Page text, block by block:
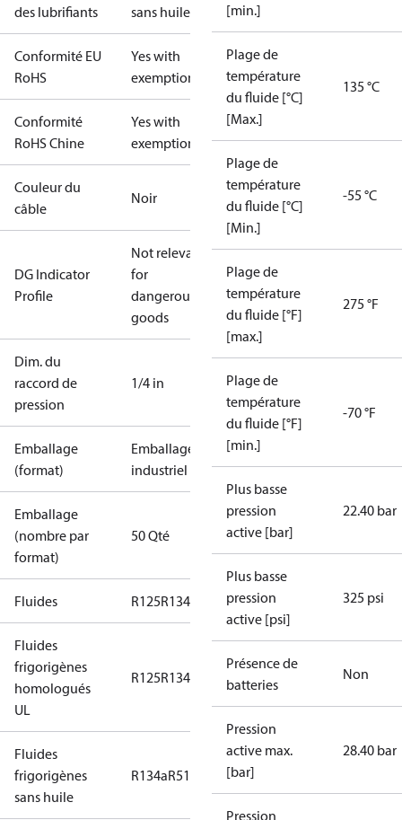
des lubrifiants
sans huile
Conformité EU
RoHS
Yes with
exemptions
Conformité
RoHS Chine
Yes with
exemptions
Couleur du
câble
Noir
DG Indicator
Profile
Not relevant
for
dangerous
goods
Dim. du
raccord de
pression
1/4 in
Emballage
(format)
Emballage
industriel
Emballage
(nombre par
format)
50 Qté
Fluides R125R134a R404AR407C R410A
Fluides
frigorigènes
homologués
UL
R125R134a R404A R407C R410A
Fluides
frigorigènes
sans huile
R134aR513A
[min.]
Plage de
température
du fluide [°C]
[Max.]
135 °C
Plage de
température
du fluide [°C]
[Min.]
-55 °C
Plage de
température
du fluide [°F]
[max.]
275 °F
Plage de
température
du fluide [°F]
[min.]
-70 °F
Plus basse
pression
active [bar]
22.40 bar
Plus basse
pression
active [psi]
325 psi
Présence de
batteries
Non
Pression
active max.
[bar]
28.40 bar
Pression